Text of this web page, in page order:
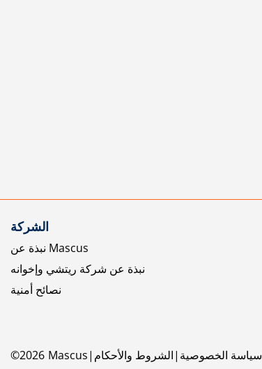
الشركة
نبذة عن Mascus
نبذة عن شركة ريتشي وإخوانه
نصائح أمنية
©2026 Mascus الشروط والأحكام سياسة الخصوصية